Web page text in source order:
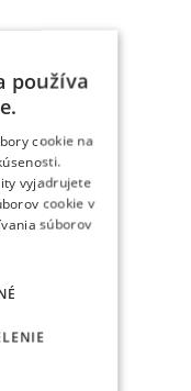
používa
cookie na
vyjadrujete
cookie v
súborov